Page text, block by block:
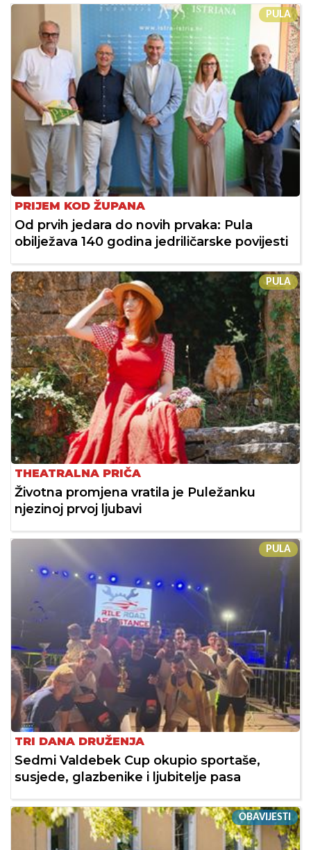
PULA
PRIJEM KOD ŽUPANA
Od prvih jedara do novih prvaka: Pula
obilježava 140 godina jedriličarske povijesti
PULA
THEATRALNA PRIČA
Životna promjena vratila je Puležanku
njezinoj prvoj ljubavi
PULA
TRI DANA DRUŽENJA
Sedmi Valdebek Cup okupio sportaše,
susjede, glazbenike i ljubitelje pasa
OBAVIJESTI